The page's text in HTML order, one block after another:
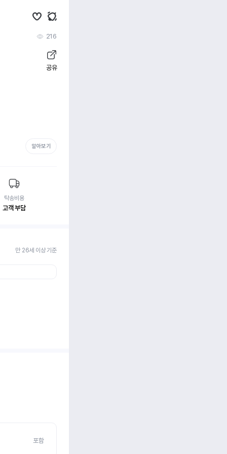
216
공유
알아보기
탁송비용
고객 부담
만 26세 이상 기준
포함